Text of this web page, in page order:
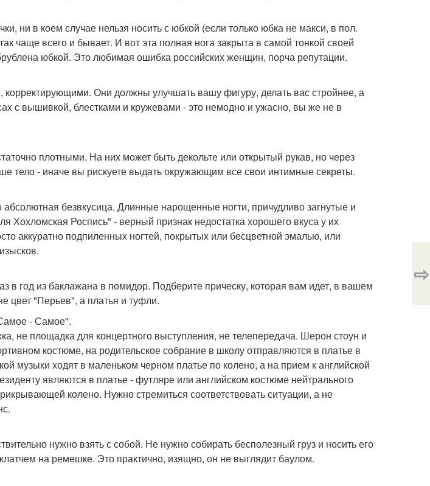
ни в коем случае нельзя носить с юбкой (если только юбка не макси, в пол.
чаще всего и бывает. И вот эта полная нога закрыта в самой тонкой своей
юбкой. Это любимая ошибка российских женщин, порча репутации.
Они должны улучшать вашу фигуру, делать вас стройнее, а
с вышивкой, блестками и кружевами - это немодно и ужасно, вы же не в
плотными. На них может быть декольте или открытый рукав, но через
тело - иначе вы рискуете выдать окружающим все свои интимные секреты.
абсолютная безвкусица. Длинные нарощенные ногти, причудливо загнутые и
Хохломская Роспись" - верный признак недостатка хорошего вкуса у их
аккуратно подпиленных ногтей, покрытых или бесцветной эмалью, или
в год из баклажана в помидор. Подберите прическу, которая вам идет, в вашем
цвет "Перьев", а платья и туфли.
- Самое".
не площадка для концертного выступления, не телепередача. Шерон стоун и
костюме, на родительское собрание в школу отправляются в платье в
музыки ходят в маленьком черном платье по колено, а на прием к английской
являются в платье - футляре или английском костюме нейтрального
колено. Нужно стремиться соответствовать ситуации, а не
нужно взять с собой. Не нужно собирать бесполезный груз и носить его
на ремешке. Это практично, изящно, он не выглядит баулом.
⇨